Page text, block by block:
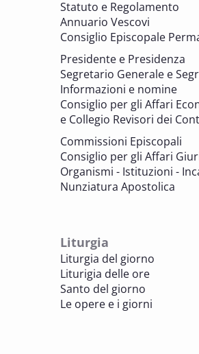
Archivistica Ecclesiastica -
memoria. Artefici di cultura.
valorizzazione del patrimonio
BENI CULTURALI E EDILIZIA DI CULTO
7 OTTOBRE 2025
Consulta nazionale Beni
di culto
BENI CULTURALI E EDILIZIA DI CULTO
sezione Edilizia di culto
BENI CULTURALI E EDILIZIA DI CULTO
8 OTTOBRE 2025
Incontro online dei Direttori
Statuto e Regolamento
Annuario Vescovi
Consiglio Episcopale
Presidente e Presidenza
Segretario Generale e
Informazioni e nomine
Consiglio per gli Affari
e Collegio Revisori dei
Commissioni Episcopali
Consiglio per gli Affari
Organismi - Istituzioni -
Nunziatura Apostolica
Liturgia
Liturgia del giorno
Liturigia delle ore
Santo del giorno
Le opere e i giorni